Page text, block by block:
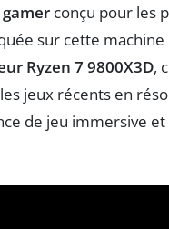
gamer conçu pour les
sur cette machine
Ryzen 7 9800X3D,
jeux récents en
de jeu immersive